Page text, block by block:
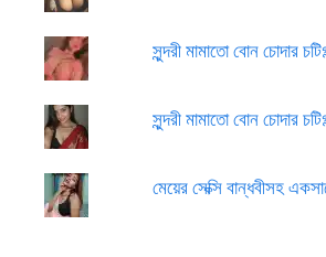
সুন্দরী মামাতো বোন চোদার
সুন্দরী মামাতো বোন চোদার
মেয়ের সেক্সি বান্ধবীসহ